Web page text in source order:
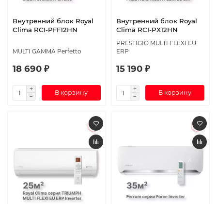
Внутренний блок Royal
Clima RCI-PFF12HN
MULTI GAMMA Perfetto
18 690 ₽
В корзину
Внутренний блок Royal
Clima RCI-PX12HN
PRESTIGIO MULTI FLEXI EU
ERP
15 190 ₽
В корзину